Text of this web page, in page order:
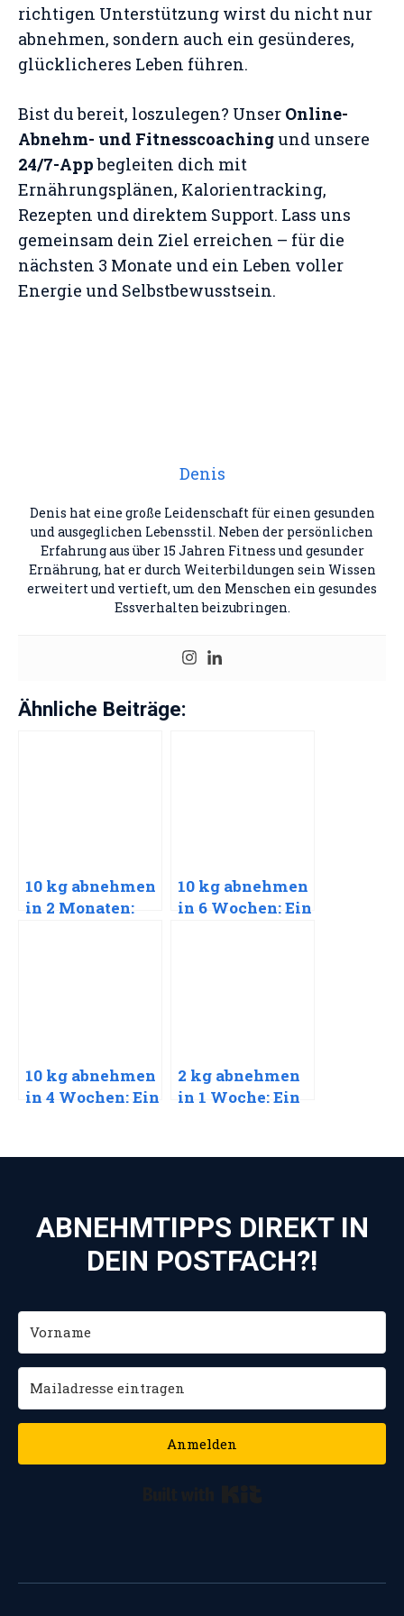
richtigen Unterstützung wirst du nicht nur
abnehmen, sondern auch ein gesünderes,
glücklicheres Leben führen.
Bist du bereit, loszulegen? Unser Online-
Abnehm- und Fitnesscoachingund unsere
24/7-Appbegleiten dich mit
Ernährungsplänen, Kalorientracking,
Rezepten und direktem Support. Lass uns
gemeinsam dein Ziel erreichen – für die
nächsten 3 Monate und ein Leben voller
Energie und Selbstbewusstsein.
Denis
Denis hat eine große Leidenschaft für einen gesunden
und ausgeglichen Lebensstil. Neben der persönlichen
Erfahrung aus über 15 Jahren Fitness und gesunder
Ernährung, hat er durch Weiterbildungen sein Wissen
erweitert und vertieft, um den Menschen ein gesundes
Essverhalten beizubringen.
Ähnliche Beiträge:
10 kg abnehmen
in 2 Monaten:
10 kg abnehmen
in 6 Wochen: Ein
10 kg abnehmen
in 4 Wochen: Ein
nachhaltigen
2 kg abnehmen
in 1 Woche: Ein
schnellen und
ABNEHMTIPPS DIREKT IN
DEIN POSTFACH?!
Anmelden